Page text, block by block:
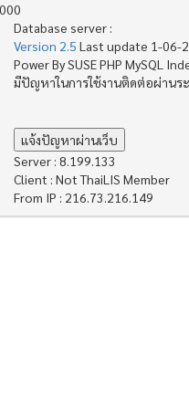
Database server :
Version 2.5 Last update 1-06-
Power By SUSE PHP MySQL
มีปัญหาในการใช้งานติดต่อผ่านร
Server : 8.199.133
Client : Not ThaiLIS Member
From IP : 216.73.216.149